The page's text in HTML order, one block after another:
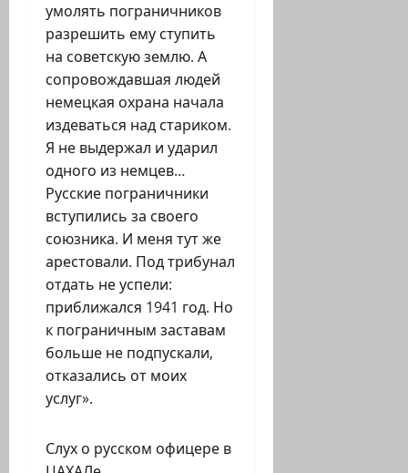
умолять пограничников
разрешить ему ступить
на советскую землю. А
сопровождавшая людей
немецкая охрана начала
издеваться над стариком.
Я не выдержал и ударил
одного из немцев…
Русские пограничники
вступились за своего
союзника. И меня тут же
арестовали. Под трибунал
отдать не успели:
приближался 1941 год. Но
к пограничным заставам
больше не подпускали,
отказались от моих
услуг».
Слух о русском офицере в